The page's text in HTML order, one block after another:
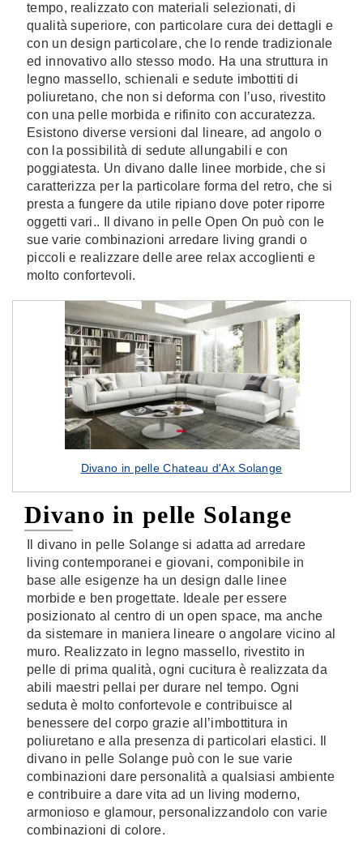
tempo, realizzato con materiali selezionati, di
qualità superiore, con particolare cura dei dettagli e
con un design particolare, che lo rende tradizionale
ed innovativo allo stesso modo. Ha una struttura in
legno massello, schienali e sedute imbottiti di
poliuretano, che non si deforma con l’uso, rivestito
con una pelle morbida e rifinito con accuratezza.
Esistono diverse versioni dal lineare, ad angolo o
con la possibilità di sedute allungabili e con
poggiatesta. Un divano dalle linee morbide, che si
caratterizza per la particolare forma del retro, che si
presta a fungere da utile ripiano dove poter riporre
oggetti vari.. Il divano in pelle Open On può con le
sue varie combinazioni arredare living grandi o
piccoli e realizzare delle aree relax accoglienti e
molto confortevoli.
Divano in pelle Chateau d'Ax Solange
Divano in pelle Solange
Il divano in pelle Solange si adatta ad arredare
living contemporanei e giovani, componibile in
base alle esigenze ha un design dalle linee
morbide e ben progettate. Ideale per essere
posizionato al centro di un open space, ma anche
da sistemare in maniera lineare o angolare vicino al
muro. Realizzato in legno massello, rivestito in
pelle di prima qualità, ogni cucitura è realizzata da
abili maestri pellai per durare nel tempo. Ogni
seduta è molto confortevole e contribuisce al
benessere del corpo grazie all’imbottitura in
poliuretano e alla presenza di particolari elastici. Il
divano in pelle Solange può con le sue varie
combinazioni dare personalità a qualsiasi ambiente
e contribuire a dare vita ad un living moderno,
armonioso e glamour, personalizzandolo con varie
combinazioni di colore.